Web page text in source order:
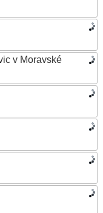
v Moravské